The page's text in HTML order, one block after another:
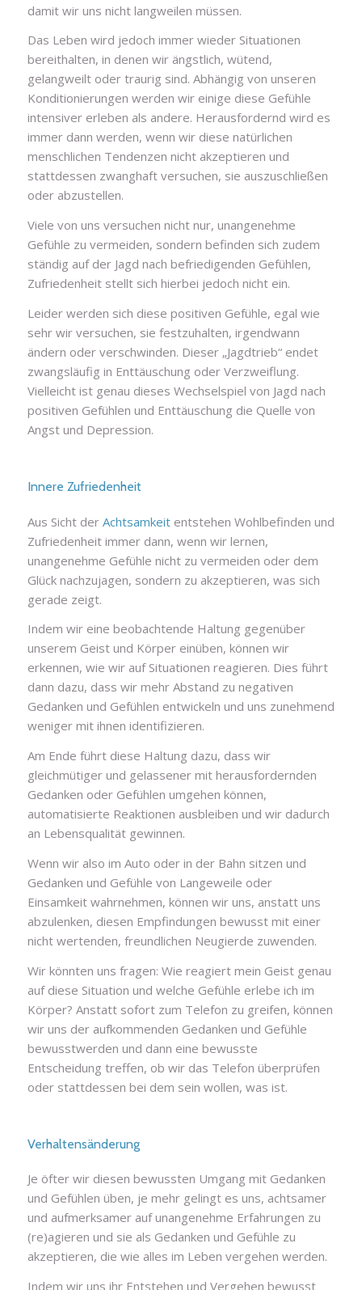
damit wir uns nicht langweilen müssen.
Das Leben wird jedoch immer wieder Situationen
bereithalten, in denen wir ängstlich, wütend,
gelangweilt oder traurig sind. Abhängig von unseren
Konditionierungen werden wir einige diese Gefühle
intensiver erleben als andere. Herausfordernd wird es
immer dann werden, wenn wir diese natürlichen
menschlichen Tendenzen nicht akzeptieren und
stattdessen zwanghaft versuchen, sie auszuschließen
oder abzustellen.
Viele von uns versuchen nicht nur, unangenehme
Gefühle zu vermeiden, sondern befinden sich zudem
ständig auf der Jagd nach befriedigenden Gefühlen,
Zufriedenheit stellt sich hierbei jedoch nicht ein.
Leider werden sich diese positiven Gefühle, egal wie
sehr wir versuchen, sie festzuhalten, irgendwann
ändern oder verschwinden. Dieser „Jagdtrieb“ endet
zwangsläufig in Enttäuschung oder Verzweiflung.
Vielleicht ist genau dieses Wechselspiel von Jagd nach
positiven Gefühlen und Enttäuschung die Quelle von
Angst und Depression.
Innere Zufriedenheit
Aus Sicht der Achtsamkeitentstehen Wohlbefinden und
Zufriedenheit immer dann, wenn wir lernen,
unangenehme Gefühle nicht zu vermeiden oder dem
Glück nachzujagen, sondern zu akzeptieren, was sich
gerade zeigt.
Indem wir eine beobachtende Haltung gegenüber
unserem Geist und Körper einüben, können wir
erkennen, wie wir auf Situationen reagieren. Dies führt
dann dazu, dass wir mehr Abstand zu negativen
Gedanken und Gefühlen entwickeln und uns zunehmend
weniger mit ihnen identifizieren.
Am Ende führt diese Haltung dazu, dass wir
gleichmütiger und gelassener mit herausfordernden
Gedanken oder Gefühlen umgehen können,
automatisierte Reaktionen ausbleiben und wir dadurch
an Lebensqualität gewinnen.
Wenn wir also im Auto oder in der Bahn sitzen und
Gedanken und Gefühle von Langeweile oder
Einsamkeit wahrnehmen, können wir uns, anstatt uns
abzulenken, diesen Empfindungen bewusst mit einer
nicht wertenden, freundlichen Neugierde zuwenden.
Wir könnten uns fragen: Wie reagiert mein Geist genau
auf diese Situation und welche Gefühle erlebe ich im
Körper? Anstatt sofort zum Telefon zu greifen, können
wir uns der aufkommenden Gedanken und Gefühle
bewusstwerden und dann eine bewusste
Entscheidung treffen, ob wir das Telefon überprüfen
oder stattdessen bei dem sein wollen, was ist.
Verhaltensänderung
Je öfter wir diesen bewussten Umgang mit Gedanken
und Gefühlen üben, je mehr gelingt es uns, achtsamer
und aufmerksamer auf unangenehme Erfahrungen zu
(re)agieren und sie als Gedanken und Gefühle zu
akzeptieren, die wie alles im Leben vergehen werden.
Indem wir uns ihr Entstehen und Vergehen bewusst